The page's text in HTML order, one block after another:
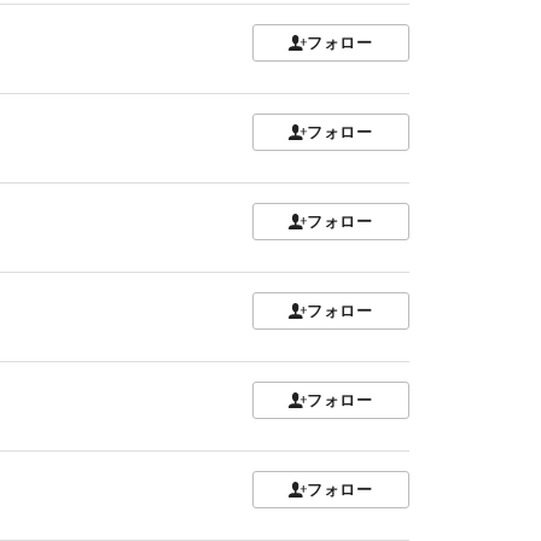
フォロー
フォロー
フォロー
フォロー
フォロー
フォロー